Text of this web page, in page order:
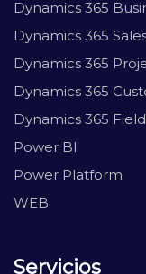
Dynamics 365
Dynamics 365
Dynamics 365
Dynamics 365
Dynamics 365
Power BI
Power Platform
WEB
Servicios